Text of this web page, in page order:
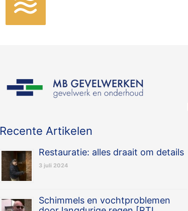
Recente Artikelen
Restauratie: alles draait om details
3 juli 2024
Schimmels en vochtproblemen